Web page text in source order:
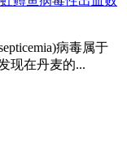
病毒属于
现在丹麦的...